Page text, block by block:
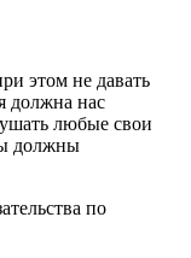
этом не давать
должна нас
любые свои
должны
по